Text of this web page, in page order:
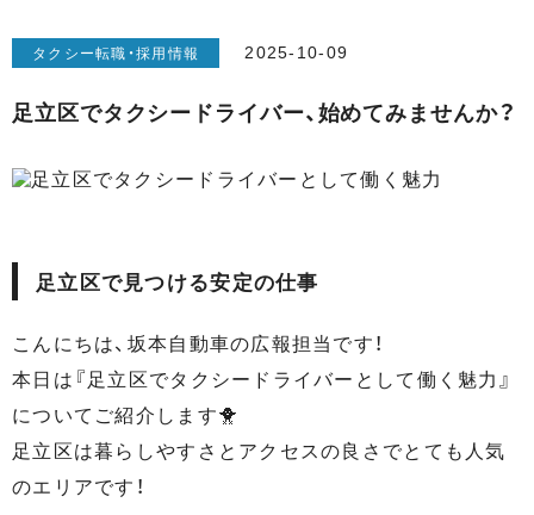
タクシー転職・採用情報 2025-10-09
足立区でタクシードライバー、始めてみませんか？
足立区で見つける安定の仕事
こんにちは、坂本自動車の広報担当です！
本日は『足立区でタクシードライバーとして働く魅力』
についてご紹介します🐥
足立区は暮らしやすさとアクセスの良さでとても人気
のエリアです！